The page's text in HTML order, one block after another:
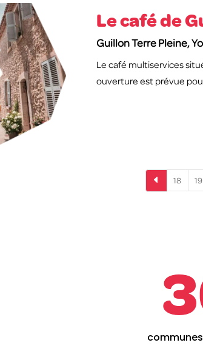
Le café de
Le café multiservices
ouverture est prévue
Guillon Terre Pleine,
D 18 19